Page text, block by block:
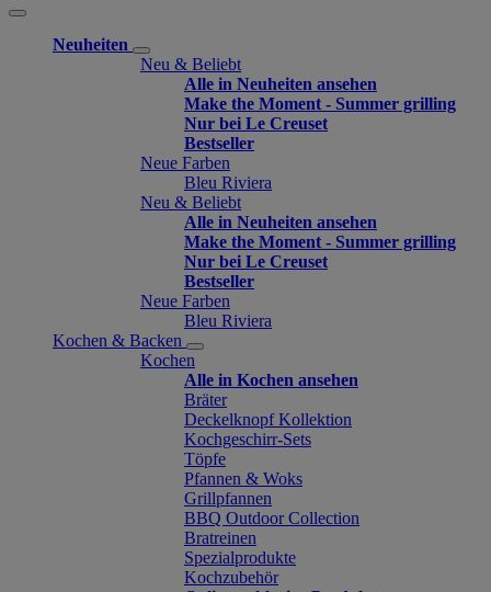
Neuheiten
Neu & Beliebt
Alle in Neuheiten ansehen
Make the Moment - Summer grilling
Nur bei Le Creuset
Bestseller
Neue Farben
Bleu Riviera
Neu & Beliebt
Alle in Neuheiten ansehen
Make the Moment - Summer grilling
Nur bei Le Creuset
Bestseller
Neue Farben
Bleu Riviera
Kochen & Backen
Kochen
Alle in Kochen ansehen
Bräter
Deckelknopf Kollektion
Kochgeschirr-Sets
Töpfe
Pfannen & Woks
Grillpfannen
BBQ Outdoor Collection
Bratreinen
Spezialprodukte
Kochzubehör